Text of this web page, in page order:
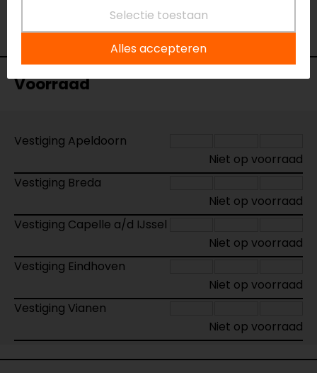
SW-Motech
Kleur
N.v.t.
Voorraad
Vestiging Apeldoorn
Niet op voorraad
Vestiging Breda
Niet op voorraad
Vestiging Capelle a/d IJssel
Niet op voorraad
Vestiging Eindhoven
Niet op voorraad
Vestiging Vianen
Niet op voorraad
Selectie toestaan
Alles accepteren